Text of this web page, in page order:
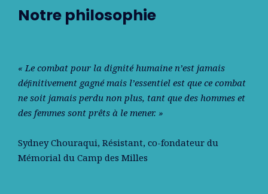
Notre philosophie
« Le combat pour la dignité humaine n’est jamais
déﬁnitivement gagné mais l’essentiel est que ce combat
ne soit jamais perdu non plus, tant que des hommes et
des femmes sont prêts à le mener. »
Sydney Chouraqui, Résistant, co-fondateur du
Mémorial du Camp des Milles